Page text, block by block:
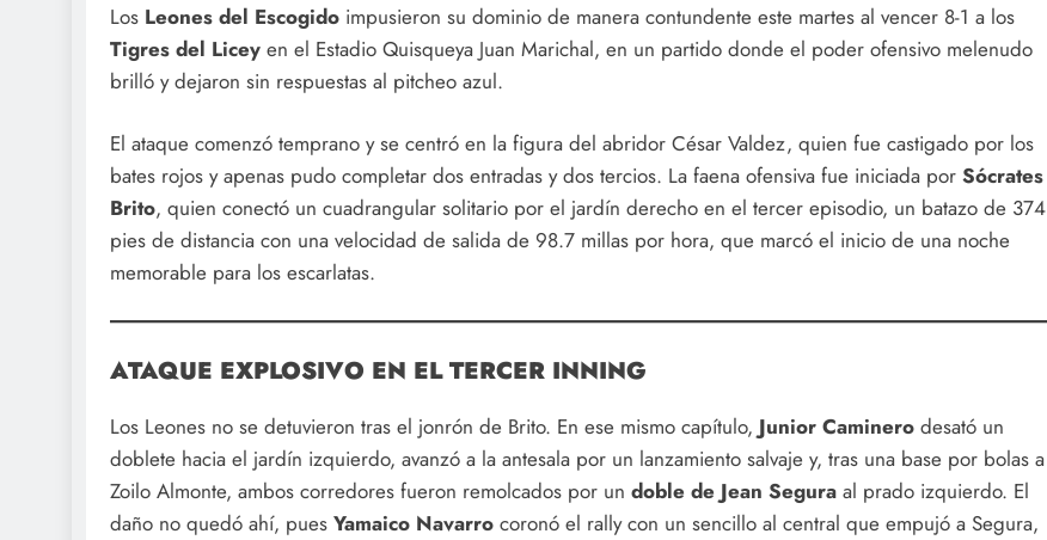
Los Leones del Escogido impusieron su dominio de manera contundente este martes al vencer 8-1 a los
Tigres del Licey en el Estadio Quisqueya Juan Marichal, en un partido donde el poder ofensivo melenudo
brilló y dejaron sin respuestas al pitcheo azul.
El ataque comenzó temprano y se centró en la figura del abridor César Valdez, quien fue castigado por los
bates rojos y apenas pudo completar dos entradas y dos tercios. La faena ofensiva fue iniciada por Sócrates
Brito, quien conectó un cuadrangular solitario por el jardín derecho en el tercer episodio, un batazo de 374
pies de distancia con una velocidad de salida de 98.7 millas por hora, que marcó el inicio de una noche
memorable para los escarlatas.
ATAQUE EXPLOSIVO EN EL TERCER INNING
Los Leones no se detuvieron tras el jonrón de Brito. En ese mismo capítulo, Junior Caminero desató un
doblete hacia el jardín izquierdo, avanzó a la antesala por un lanzamiento salvaje y, tras una base por bolas a
Zoilo Almonte, ambos corredores fueron remolcados por un doble de Jean Segura al prado izquierdo. El
daño no quedó ahí, pues Yamaico Navarro coronó el rally con un sencillo al central que empujó a Segura,